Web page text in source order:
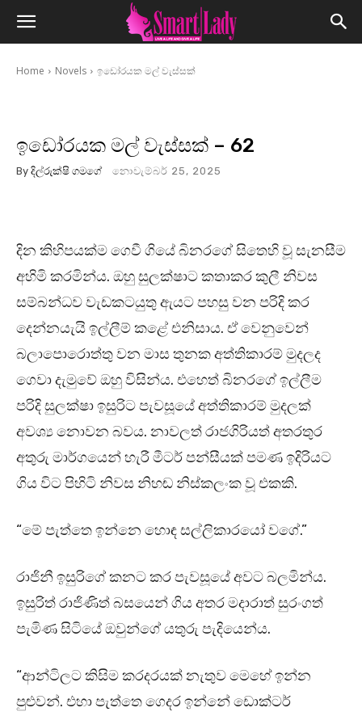
Home Novels ඉඩෝරයක මල් වැස්සක්
ඉඩෝරයක මල් වැස්සක් – 62
By දිල්රුක්ෂි ගමගේ නොවැම්බර් 25, 2025
දින කිහිපයක්ම ගෙවී ගියේ බිනරගේ සිතෙහි වූ සැනසීම
අහිමි කරමින්ය. ඔහු සුලක්ෂාට කතාකර කුලී නිවස
සම්බන්ධව වැඩකටයුතු ඇයට පහසු වන පරිදි කර
දෙන්නයැයි ඉල්ලීම් කළේ එනිසාය. ඒ වෙනුවෙන්
බලාපොරොත්තු වන මාස තුනක අත්තිකාරම් මුදලද
ගෙවා දැමුවේ ඔහු විසින්ය. එහෙත් බිනරගේ ඉල්ලීම
පරිදි සුලක්ෂා ඉසුරිට පැවසූයේ අත්තිකාරම් මුදලක්
අවශ්‍ය නොවන බවය. නාවලත් රාජගිරියත් අතරතුර
අතුරු මාර්ගයෙන් හැරී මීටර් පන්සීයක් පමණ ඉදිරියට
ගිය විට පිහිටි නිවස නිහඬ නිස්කලංක වූ එකකි.
“මේ පැත්තෙ ඉන්නෙ හොඳ සල්ලිකාරයෝ වගේ.”
රාජිනී ඉසුරිගේ කනට කර පැවසූයේ අවට බලමින්ය.
ඉසුරිත් රාජිණිත් බසයෙන් ගිය අතර මදාරාත් සුරංගත්
පැමිණ සිටියේ ඔවුන්ගේ යතුරු පැදියෙන්ය.
“ආන්ටිලට කිසිම කරදරයක් නැතුව මෙහේ ඉන්න
පුළුවන්. එහා පැත්තෙ ගෙදර ඉන්නේ ඩොක්ටර්